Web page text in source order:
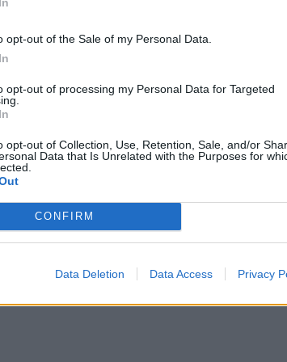
opt-out of the Sale of my Personal Data.
opt-out of processing my Personal Data for Targeted
opt-out of Collection, Use, Retention, Sale, and/or
Data that Is Unrelated with the Purposes for
CONFIRM
Data Deletion Data Access Privacy
Nessuno. Al netto dei
alle
, è evidente che
Bortolami . Qualcosa si è rotto, o
stagione della conferma ad alto
dei dubbi. Squadra
il debutto a Clermont), squadra